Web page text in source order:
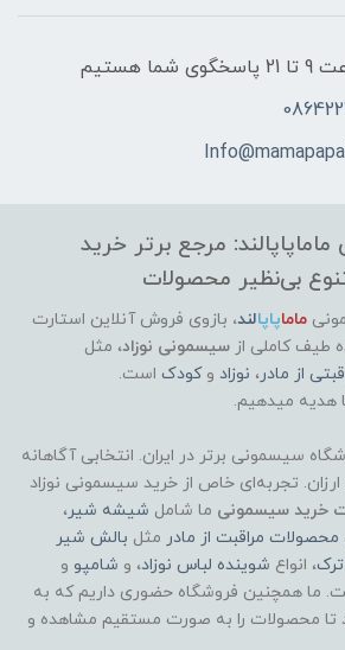
مرجع برتر خرید
بی‌نظیر محصولات
ماماپاپالند، بازوی فروش آنلاین استارت
طیف کاملی از سیسمونی نوزاد، مثل
از مادر ، نوزاد وکودک است.
هدیه میدهیم.
سیسمونی برتر در ایران. انتخابی آگاهانه
تجربه‌ای خاص از خرید سیسمونی نوزاد
خرید سیسمونی ما شامل شیشه شیر ،
محصولات مراقبت از مادر مثل بالش شیر
، انواع شوینده لباس نوزاد، و شامپو و
ما همچنین فروشگاه حضوری داریم که به
تا محصولات را به صورت مستقیم مشاهده و